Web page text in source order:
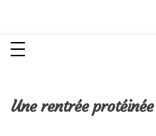
Une rentrée protéinée